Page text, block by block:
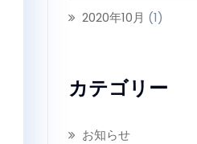
2020年10月 (1)
カテゴリー
お知らせ